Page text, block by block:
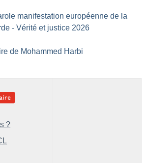
manifestation européenne de la
- Vérité et justice 2026
de Mohammed Harbi
?